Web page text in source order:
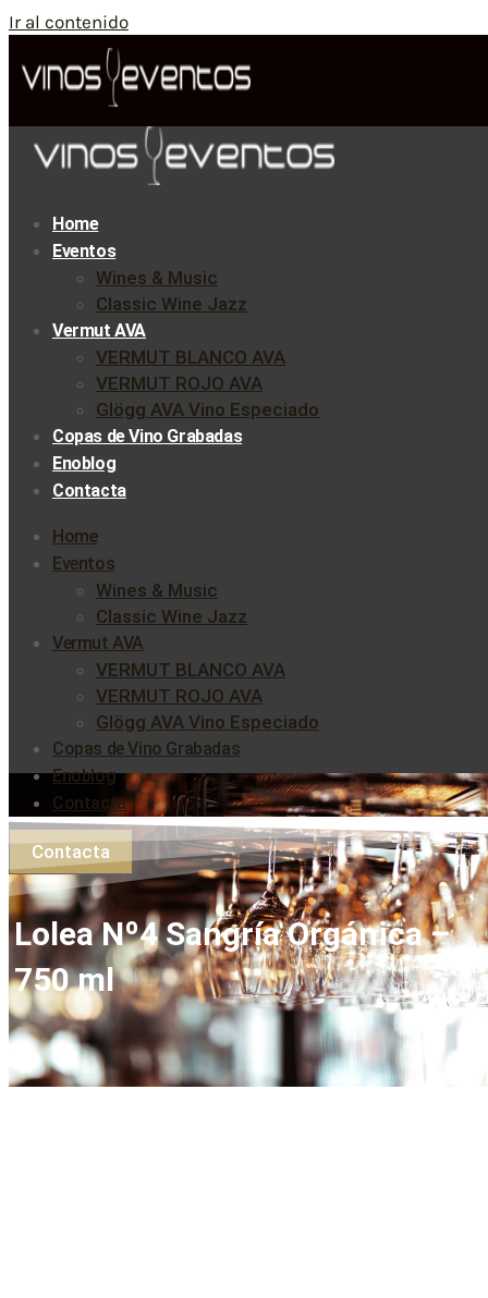
Ir al contenido
Home
Eventos
Wines & Music
Classic Wine Jazz
Vermut AVA
VERMUT BLANCO AVA
VERMUT ROJO AVA
Glögg AVA Vino Especiado
Copas de Vino Grabadas
Enoblog
Contacta
Home
Eventos
Wines & Music
Classic Wine Jazz
Vermut AVA
VERMUT BLANCO AVA
VERMUT ROJO AVA
Glögg AVA Vino Especiado
Copas de Vino Grabadas
Enoblog
Contacta
Contacta
Lolea Nº4 Sangría Orgánica –
750 ml